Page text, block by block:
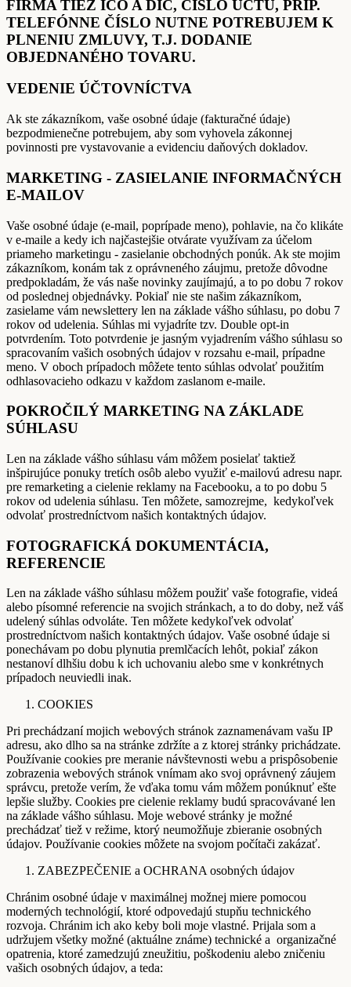
FIRMA TIEŽ IČO A DIČ, ČÍSLO ÚČTU, PRÍP.
TELEFÓNNE ČÍSLO NUTNE POTREBUJEM K
PLNENIU ZMLUVY, T.J. DODANIE
OBJEDNANÉHO TOVARU.
VEDENIE ÚČTOVNÍCTVA
Ak ste zákazníkom, vaše osobné údaje (fakturačné údaje)
bezpodmienečne potrebujem, aby som vyhovela zákonnej
povinnosti pre vystavovanie a evidenciu daňových dokladov.
MARKETING - ZASIELANIE INFORMAČNÝCH
E-MAILOV
Vaše osobné údaje (e-mail, poprípade meno), pohlavie, na čo klikáte
v e-maile a kedy ich najčastejšie otvárate využívam za účelom
priameho marketingu - zasielanie obchodných ponúk. Ak ste mojim
zákazníkom, konám tak z oprávneného záujmu, pretože dôvodne
predpokladám, že vás naše novinky zaujímajú, a to po dobu 7 rokov
od poslednej objednávky. Pokiaľ nie ste našim zákazníkom,
zasielame vám newslettery len na základe vášho súhlasu, po dobu 7
rokov od udelenia. Súhlas mi vyjadríte tzv. Double opt-in
potvrdením. Toto potvrdenie je jasným vyjadrením vášho súhlasu so
spracovaním vašich osobných údajov v rozsahu e-mail, prípadne
meno. V oboch prípadoch môžete tento súhlas odvolať použitím
odhlasovacieho odkazu v každom zaslanom e-maile.
POKROČILÝ MARKETING NA ZÁKLADE
SÚHLASU
Len na základe vášho súhlasu vám môžem posielať taktiež
inšpirujúce ponuky tretích osôb alebo využiť e-mailovú adresu napr.
pre remarketing a cielenie reklamy na Facebooku, a to po dobu 5
rokov od udelenia súhlasu. Ten môžete, samozrejme, kedykoľvek
odvolať prostredníctvom našich kontaktných údajov.
FOTOGRAFICKÁ DOKUMENTÁCIA,
REFERENCIE
Len na základe vášho súhlasu môžem použiť vaše fotografie, videá
alebo písomné referencie na svojich stránkach, a to do doby, než váš
udelený súhlas odvoláte. Ten môžete kedykoľvek odvolať
prostredníctvom našich kontaktných údajov. Vaše osobné údaje si
ponechávam po dobu plynutia premlčacích lehôt, pokiaľ zákon
nestanoví dlhšiu dobu k ich uchovaniu alebo sme v konkrétnych
prípadoch neuviedli inak.
COOKIES
Pri prechádzaní mojich webových stránok zaznamenávam vašu IP
adresu, ako dlho sa na stránke zdržíte a z ktorej stránky prichádzate.
Používanie cookies pre meranie návštevnosti webu a prispôsobenie
zobrazenia webových stránok vnímam ako svoj oprávnený záujem
správcu, pretože verím, že vďaka tomu vám môžem ponúknuť ešte
lepšie služby. Cookies pre cielenie reklamy budú spracovávané len
na základe vášho súhlasu. Moje webové stránky je možné
prechádzať tiež v režime, ktorý neumožňuje zbieranie osobných
údajov. Používanie cookies môžete na svojom počítači zakázať.
ZABEZPEČENIE a OCHRANA osobných údajov
Chránim osobné údaje v maximálnej možnej miere pomocou
moderných technológií, ktoré odpovedajú stupňu technického
rozvoja. Chránim ich ako keby boli moje vlastné. Prijala som a
udržujem všetky možné (aktuálne známe) technické a organizačné
opatrenia, ktoré zamedzujú zneužitiu, poškodeniu alebo zničeniu
vašich osobných údajov, a teda: